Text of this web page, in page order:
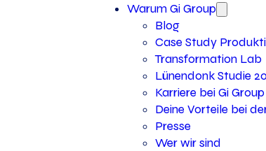
Warum Gi Group
Blog
Case Study
Transformation Lab
Lünendonk Studie
Karriere bei Gi Group
Deine Vorteile bei
Presse
Wer wir sind